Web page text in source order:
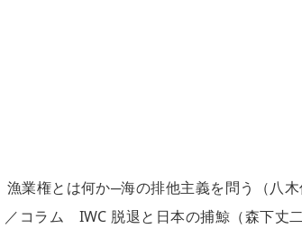
業権とは何か─海の排他主義を問う（八
コラム IWC 脱退と日本の捕鯨（森下丈